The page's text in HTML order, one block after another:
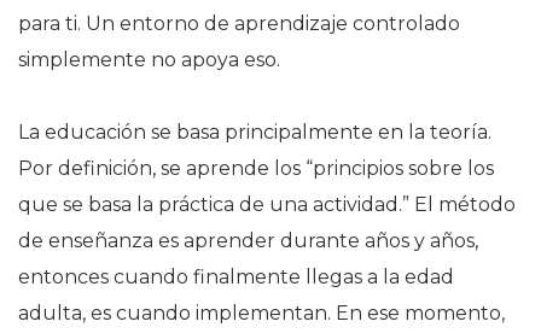
para ti. Un entorno de aprendizaje controlado
simplemente no apoya eso.
La educación se basa principalmente en la teoría.
Por definición, se aprende los “principios sobre los
que se basa la práctica de una actividad.” El método
de enseñanza es aprender durante años y años,
entonces cuando finalmente llegas a la edad
adulta, es cuando implementan. En ese momento,